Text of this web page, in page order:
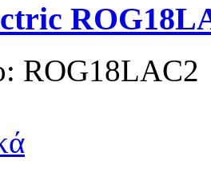
ROG18LAC2